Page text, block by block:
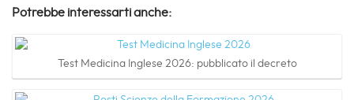
Potrebbe interessarti anche:
Test Medicina Inglese 2026: pubblicato il decreto